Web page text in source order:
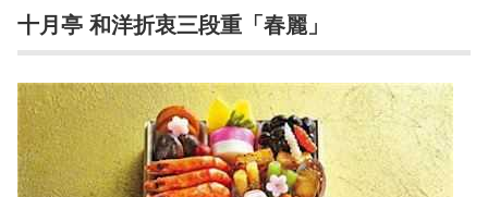
十月亭 和洋折衷三段重「春麗」